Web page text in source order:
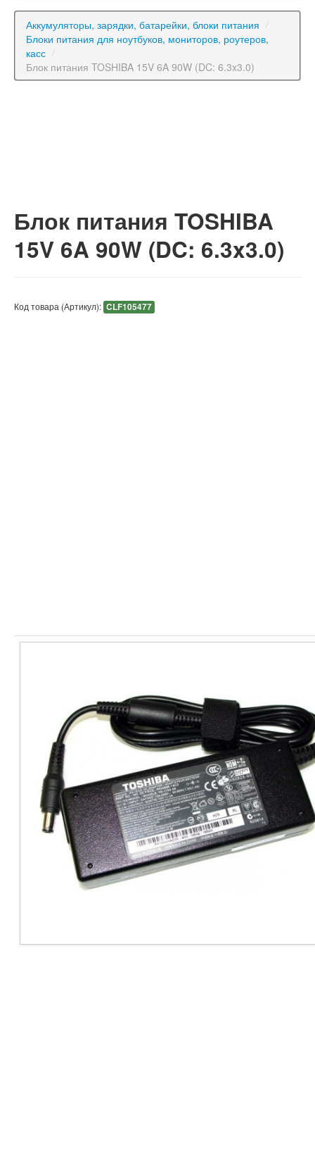
Аккумуляторы, зарядки, батарейки, блоки питания /
Блоки питания для ноутбуков, мониторов, роутеров,
касс /
Блок питания TOSHIBA 15V 6A 90W (DC: 6.3x3.0)
Блок питания TOSHIBA
15V 6A 90W (DC: 6.3x3.0)
Код товара (Артикул): CLF105477